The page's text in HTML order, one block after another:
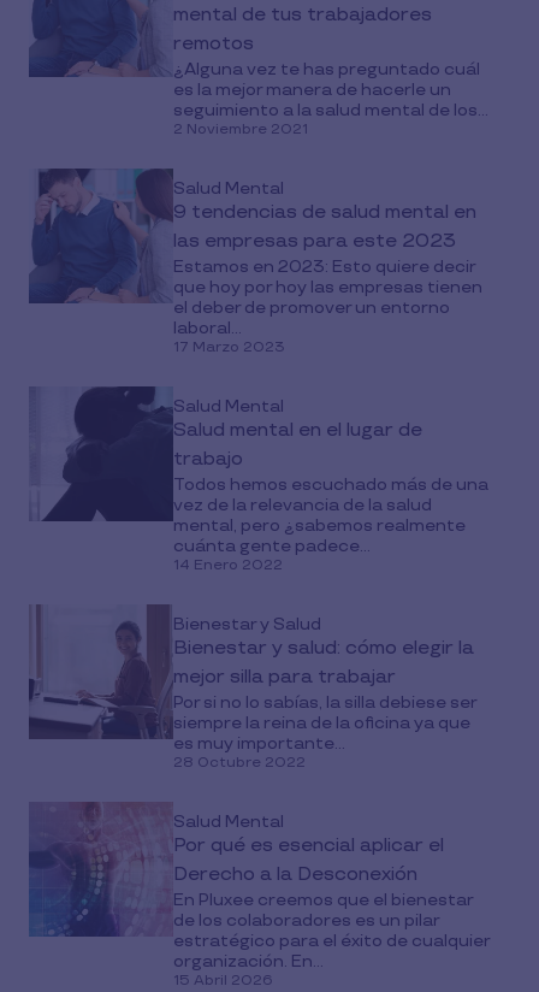
mental de tus trabajadores
remotos
¿Alguna vez te has preguntado cuál
es la mejor manera de hacerle un
seguimiento a la salud mental de los...
2 Noviembre 2021
Salud Mental
9 tendencias de salud mental en
las empresas para este 2023
Estamos en 2023: Esto quiere decir
que hoy por hoy las empresas tienen
el deber de promover un entorno
laboral...
17 Marzo 2023
Salud Mental
Salud mental en el lugar de
trabajo
Todos hemos escuchado más de una
vez de la relevancia de la salud
mental, pero ¿sabemos realmente
cuánta gente padece...
14 Enero 2022
Bienestar y Salud
Bienestar y salud: cómo elegir la
mejor silla para trabajar
Por si no lo sabías, la silla debiese ser
siempre la reina de la oficina ya que
es muy importante...
28 Octubre 2022
Salud Mental
Por qué es esencial aplicar el
Derecho a la Desconexión
En Pluxee creemos que el bienestar
de los colaboradores es un pilar
estratégico para el éxito de cualquier
organización. En...
15 Abril 2026